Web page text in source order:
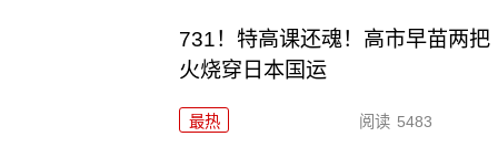
731！特高课还魂！高市早苗两把
火烧穿日本国运
最热 阅读 5483